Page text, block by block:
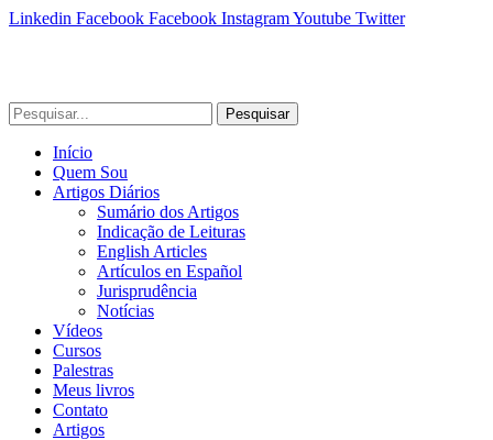
Linkedin Facebook Facebook InstagramYoutube Twitter
Pesquisar
Início
Quem Sou
Artigos Diários
Sumário dos Artigos
Indicação de Leituras
English Articles
Artículos en Español
Jurisprudência
Notícias
Vídeos
Cursos
Palestras
Meus livros
Contato
Artigos